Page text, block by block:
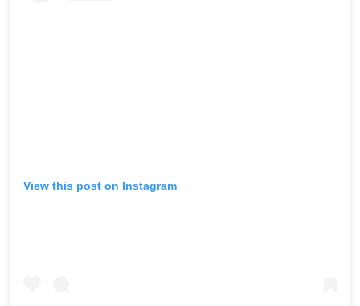
View this post on Instagram